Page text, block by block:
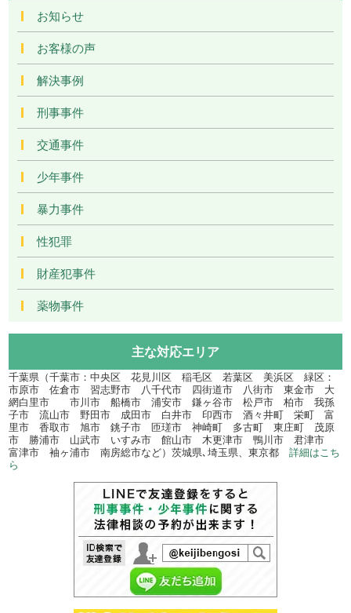
お知らせ
お客様の声
解決事例
刑事事件
交通事件
少年事件
暴力事件
性犯罪
財産犯事件
薬物事件
主な対応エリア
千葉県（千葉市：中央区 花見川区 稲毛区 若葉区 美浜区 緑区：
市原市 佐倉市 習志野市 八千代市 四街道市 八街市 東金市 大
網白里市 市川市 船橋市 浦安市 鎌ヶ谷市 松戸市 柏市 我孫
子市 流山市 野田市 成田市 白井市 印西市 酒々井町 栄町 富
里市 香取市 旭市 銚子市 匝瑳市 神崎町 多古町 東庄町 茂原
市 勝浦市 山武市 いすみ市 館山市 木更津市 鴨川市 君津市
富津市 袖ヶ浦市 南房総市など）茨城県､埼玉県、東京都詳細はこち
ら